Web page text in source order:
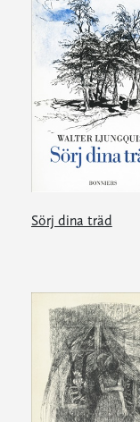
Sörj dina träd